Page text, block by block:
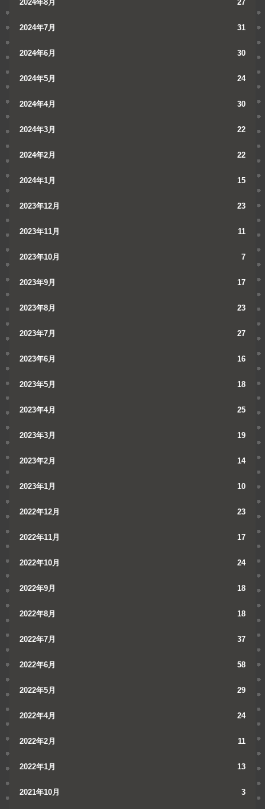
2024年8月 27
2024年7月 31
2024年6月 30
2024年5月 24
2024年4月 30
2024年3月 22
2024年2月 22
2024年1月 15
2023年12月 23
2023年11月 11
2023年10月 7
2023年9月 17
2023年8月 23
2023年7月 27
2023年6月 16
2023年5月 18
2023年4月 25
2023年3月 19
2023年2月 14
2023年1月 10
2022年12月 23
2022年11月 17
2022年10月 24
2022年9月 18
2022年8月 18
2022年7月 37
2022年6月 58
2022年5月 29
2022年4月 24
2022年2月 11
2022年1月 13
2021年10月 3